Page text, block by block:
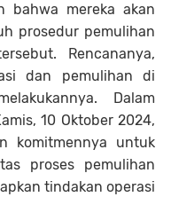
bahwa mereka akan
prosedur pemulihan
Rencananya,
dan pemulihan di
Dalam
10 Oktober 2024,
komitmennya untuk
proses pemulihan
tindakan operasi